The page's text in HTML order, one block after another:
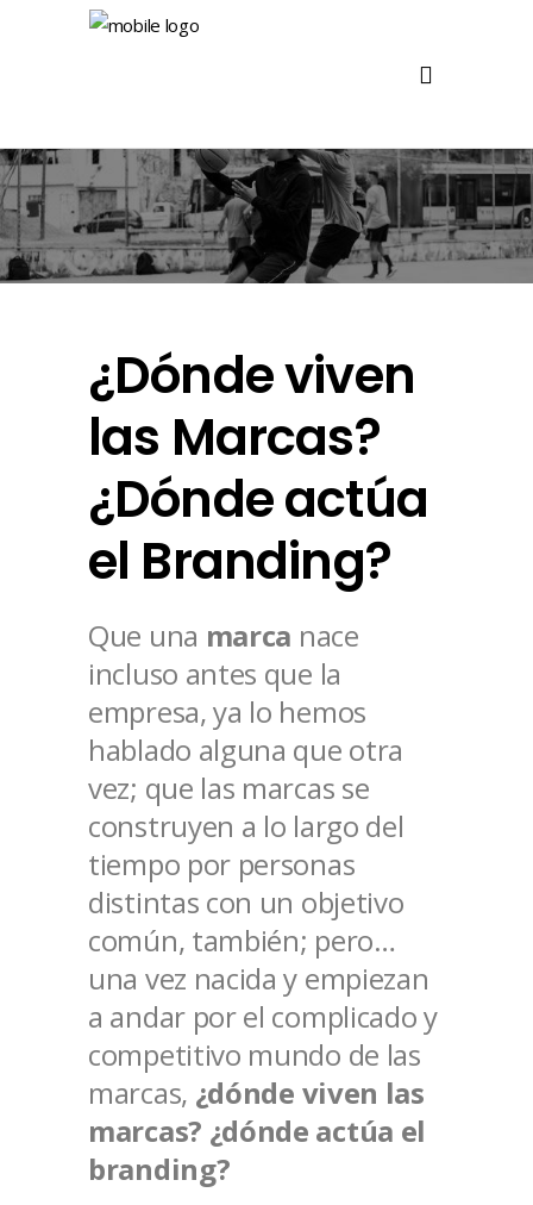
¿Dónde viven
las Marcas?
¿Dónde actúa
el Branding?
Que una marca nace
incluso antes que la
empresa, ya lo hemos
hablado alguna que otra
vez; que las marcas se
construyen a lo largo del
tiempo por personas
distintas con un objetivo
común, también; pero…
una vez nacida y empiezan
a andar por el complicado y
competitivo mundo de las
marcas, ¿dónde viven las
marcas? ¿dónde actúa el
branding?